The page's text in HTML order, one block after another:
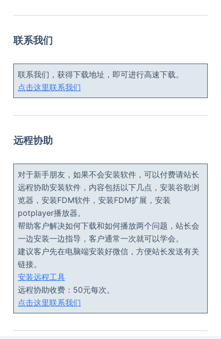
联系我们
联系我们，获得下载地址，即可进行高速下载。
点击这里联系我们
远程协助
对于新手朋友，如果不会安装软件，可以付费请站长
远程协助安装软件，内容包括以下几点，安装谷歌浏
览器，安装FDM软件，安装FDM扩展，安装
potplayer播放器。
帮助客户解决如何下载和如何播放两个问题，站长会
一边安装一边指导，客户通常一次就可以学会。
建议客户先在电脑端安装好微信，方便站长发送有关
链接。
安装远程工具
远程协助收费：50元每次。
点击这里联系我们